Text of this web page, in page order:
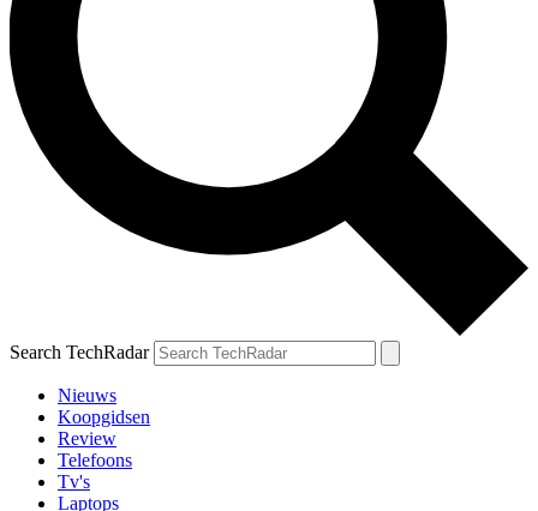
Search TechRadar
Nieuws
Koopgidsen
Review
Telefoons
Tv's
Laptops